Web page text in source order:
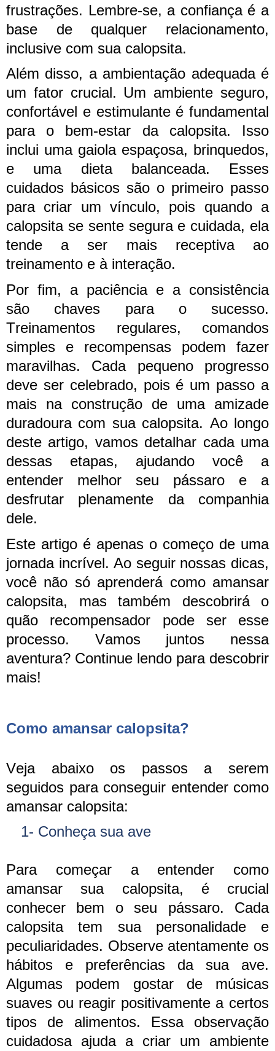
frustrações. Lembre-se, a confiança é a
base de qualquer relacionamento,
inclusive com sua calopsita.
Além disso, a ambientação adequada é
um fator crucial. Um ambiente seguro,
confortável e estimulante é fundamental
para o bem-estar da calopsita. Isso
inclui uma gaiola espaçosa, brinquedos,
e uma dieta balanceada. Esses
cuidados básicos são o primeiro passo
para criar um vínculo, pois quando a
calopsita se sente segura e cuidada, ela
tende a ser mais receptiva ao
treinamento e à interação.
Por fim, a paciência e a consistência
são chaves para o sucesso.
Treinamentos regulares, comandos
simples e recompensas podem fazer
maravilhas. Cada pequeno progresso
deve ser celebrado, pois é um passo a
mais na construção de uma amizade
duradoura com sua calopsita. Ao longo
deste artigo, vamos detalhar cada uma
dessas etapas, ajudando você a
entender melhor seu pássaro e a
desfrutar plenamente da companhia
dele.
Este artigo é apenas o começo de uma
jornada incrível. Ao seguir nossas dicas,
você não só aprenderá como amansar
calopsita, mas também descobrirá o
quão recompensador pode ser esse
processo. Vamos juntos nessa
aventura? Continue lendo para descobrir
mais!
Como amansar calopsita?
Veja abaixo os passos a serem
seguidos para conseguir entender como
amansar calopsita:
1- Conheça sua ave
Para começar a entender como
amansar sua calopsita, é crucial
conhecer bem o seu pássaro. Cada
calopsita tem sua personalidade e
peculiaridades. Observe atentamente os
hábitos e preferências da sua ave.
Algumas podem gostar de músicas
suaves ou reagir positivamente a certos
tipos de alimentos. Essa observação
cuidadosa ajuda a criar um ambiente